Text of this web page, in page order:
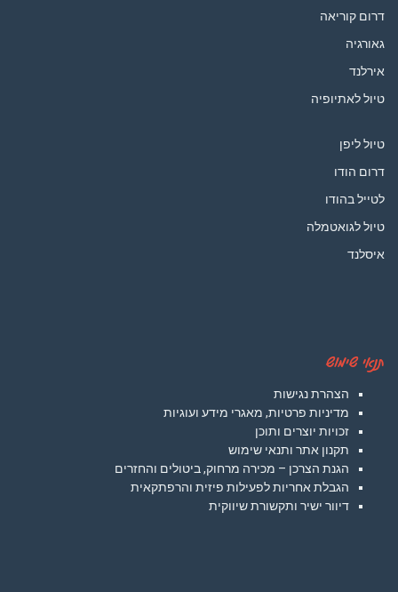
דרום קוריאה
גאורגיה
אירלנד
טיול לאתיופיה
טיול ליפן
דרום הודו
לטייל בהודו
טיול לגואטמלה
איסלנד
תנאי שימוש
הצהרת נגישות
מדיניות פרטיות, מאגרי מידע ועוגיות
זכויות יוצרים ותוכן
תקנון אתר ותנאי שימוש
הגנת הצרכן – מכירה מרחוק, ביטולים והחזרים
הגבלת אחריות לפעילות פיזית והרפתקאית
דיוור ישיר ותקשורת שיווקית